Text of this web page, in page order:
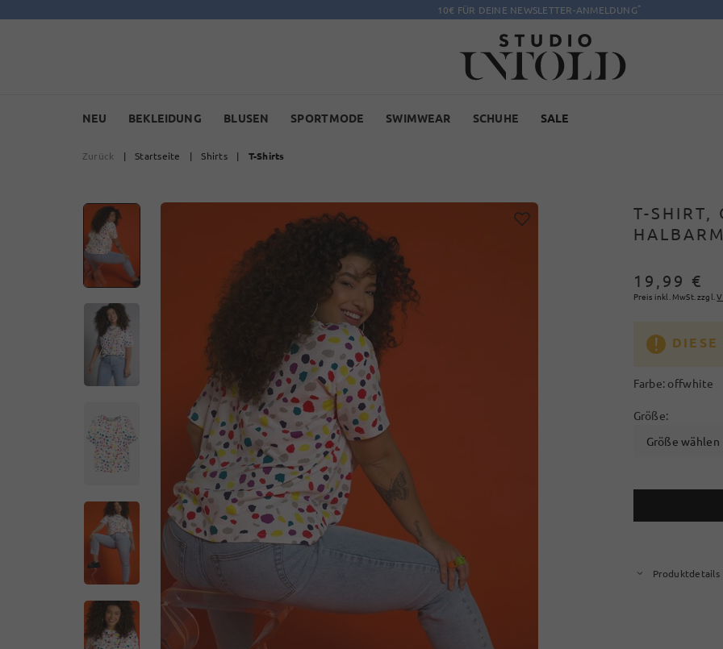
10€ FÜR DEINE NEWSLETTER-ANMELDUNG*
NEU BEKLEIDUNG BLUSEN SPORTMODE SWIMWEAR SCHUHE SALE
Zurück | Startseite | Shirts | T-Shirts
T-SHIRT,
19,99 €
Preis inkl. MwSt. zzgl.
Farbe: offwhite
Größe:
Größe wählen
Produktdetails